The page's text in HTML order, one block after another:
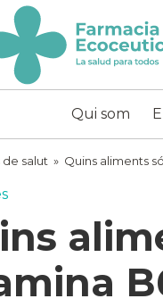
Qui som
de salut » Quins aliments